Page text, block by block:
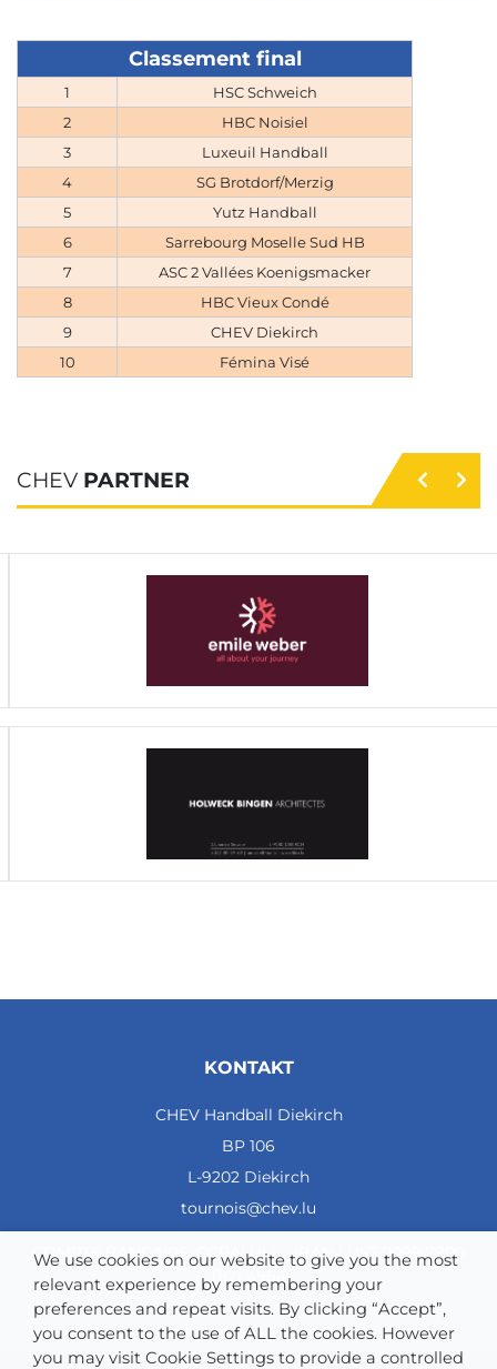
-2
4
4
ASC 2 Vallées Koenigsmacker
4
1
1
2
39 - 41
-2
3
3
1
Place
G
N
Pts
HBC Noisiel
70 - 30
40
6
2
HSC Schweich
Classement final
1
HSC Schweich
2
HBC Noisiel
3
Luxeuil Handball
4
SG Brotdorf/Merzig
5
Yutz Handball
6
Sarrebourg Moselle Sud HB
7
ASC 2 Vallées Koenigsmacker
8
HBC Vieux Condé
9
CHEV Diekirch
10
Fémina Visé
CHEV PARTNER
KONTAKT
CHEV Handball Diekirch
BP 106
L-9202 Diekirch
tournois@chev.lu
COMPTE BANCAIRE: CCRALULL - IBAN LU57 0099 7800
We use cookies on our website to give you the most
relevant experience by remembering your
preferences and repeat visits. By clicking “Accept”,
you consent to the use of ALL the cookies. However
you may visit Cookie Settings to provide a controlled